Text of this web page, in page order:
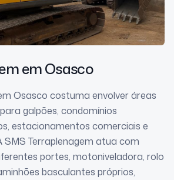
em Osasco
Osasco costuma envolver áreas
galpões, condomínios
estacionamentos comerciais e
SMS Terraplenagem atua com
portes, motoniveladora, rolo
basculantes próprios,